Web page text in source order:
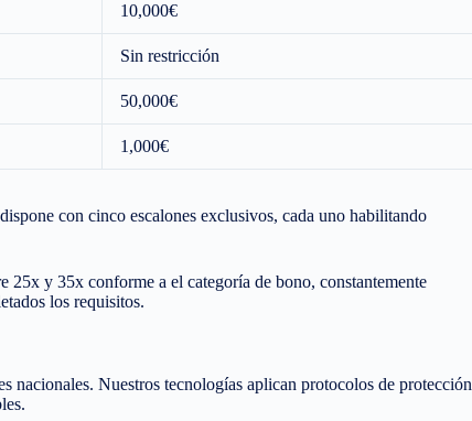
10,000€
Sin restricción
50,000€
1,000€
con cinco escalones exclusivos, cada uno habilitando
25x y 35x conforme a el categoría de bono, constantemente
los requisitos.
nacionales. Nuestros tecnologías aplican protocolos de protección